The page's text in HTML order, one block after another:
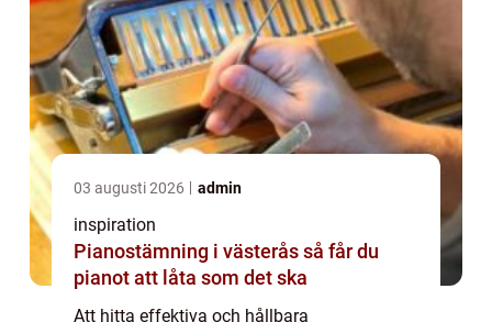
03 augusti 2026 admin
inspiration
Pianostämning i västerås så får du
pianot att låta som det ska
Att hitta effektiva och hållbara